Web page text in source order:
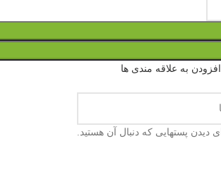
افزودن به علاقه مندی ها
دیدن پستهایی که دنبال آن هستید.